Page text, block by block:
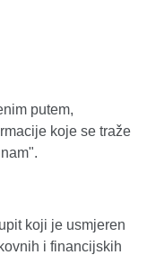
putem,
koje se traže
koji je usmjeren
i financijskih